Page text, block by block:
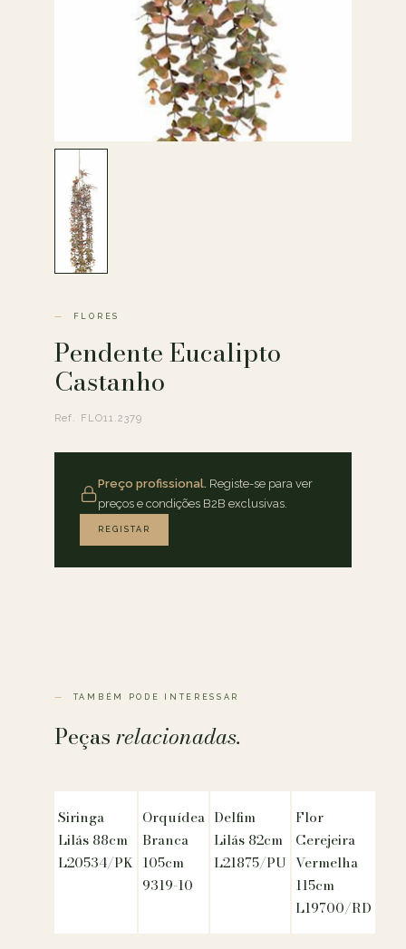
FLORES
Pendente Eucalipto
Castanho
Ref. FLO11.2379
Preço profissional. Registe-se para ver
preços e condições B2B exclusivas.
REGISTAR
TAMBÉM PODE INTERESSAR
Peçasrelacionadas.
Siringa
Lilás 88cm
L20534/PK
Orquídea
Branca
105cm
9319-10
Delfim
Lilás 82cm
L21875/PU
Flor
Cerejeira
Vermelha
115cm
L19700/RD